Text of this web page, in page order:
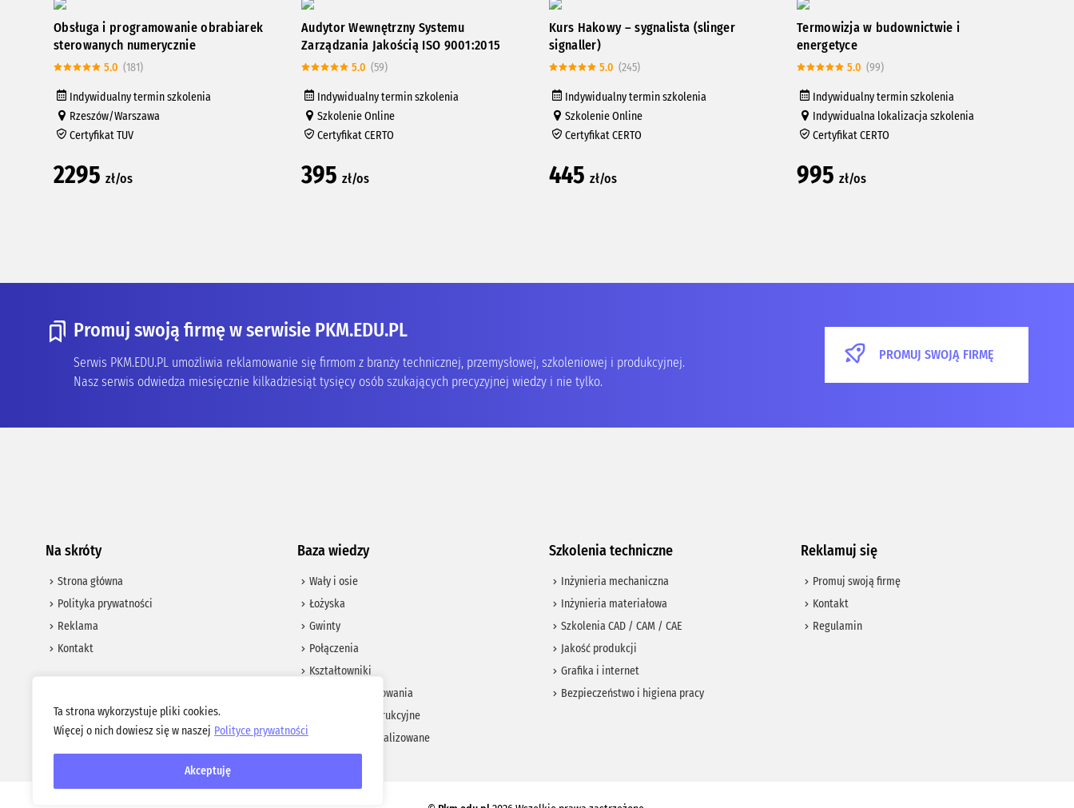
Ta strona wykorzystuje pliki cookies.
Więcej o nich dowiesz się w naszej Polityce prywatności
Akceptuję
Obsługa i programowanie obrabiarek
sterowanych numerycznie
5.0 (181)
Indywidualny termin szkolenia
Rzeszów/Warszawa
Certyfikat TUV
2295 zł/os
Audytor Wewnętrzny Systemu
Zarządzania Jakością ISO 9001:2015
5.0 (59)
Indywidualny termin szkolenia
Szkolenie Online
Certyfikat CERTO
395 zł/os
Kurs Hakowy – sygnalista (slinger
signaller)
5.0 (245)
Indywidualny termin szkolenia
Szkolenie Online
Certyfikat CERTO
445 zł/os
Termowizja w budownictwie i
energetyce
5.0 (99)
Indywidualny termin szkolenia
Indywidualna lokalizacja szkolenia
Certyfikat CERTO
995 zł/os
Promuj swoją firmę w serwisie PKM.EDU.PL
Serwis PKM.EDU.PL umożliwia reklamowanie się firmom z branży technicznej, przemysłowej, szkoleniowej i produkcyjnej.
Nasz serwis odwiedza miesięcznie kilkadziesiąt tysięcy osób szukających precyzyjnej wiedzy i nie tylko.
PROMUJ SWOJĄ FIRMĘ
Na skróty
Strona główna
Polityka prywatności
Reklama
Kontakt
Deresta.pl– Usługi dla przemysłu
Baza wiedzy
Wały i osie
Łożyska
Gwinty
Połączenia
Kształtowniki
Tolerancje i pasowania
Materiały konstrukcyjne
Elementy znormalizowane
Szkolenia techniczne
Inżynieria mechaniczna
Inżynieria materiałowa
Szkolenia CAD / CAM / CAE
Jakość produkcji
Grafika i internet
Bezpieczeństwo i higiena pracy
Reklamuj się
Promuj swoją firmę
Kontakt
Regulamin